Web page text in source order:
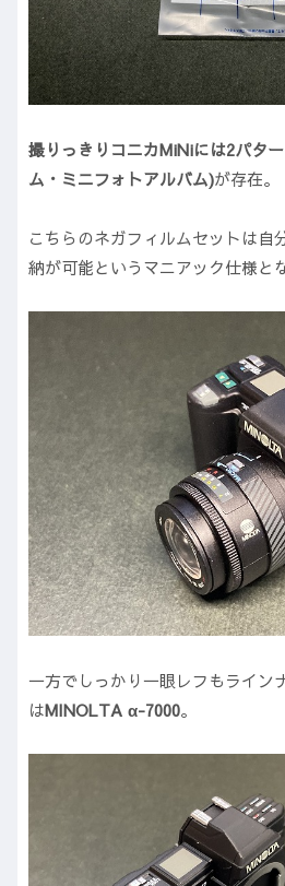
撮りっきりコニカMiNiには2パタ
ム・ミニフォトアルバム)が存在。
こちらのネガフィルムセットは自
納が可能というマニアック仕様と
一方でしっかり一眼レフもライン
はMINOLTA α-7000。